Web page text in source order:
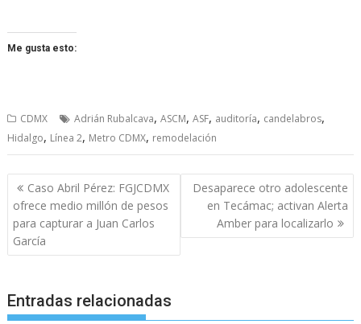
Me gusta esto:
CDMX Adrián Rubalcava,ASCM,ASF, auditoría, candelabros,
Hidalgo, Línea 2, Metro CDMX, remodelación
Navegación
de
entradas
Caso Abril Pérez: FGJCDMX
ofrece medio millón de pesos
para capturar a Juan Carlos
García
Desaparece otro adolescente
en Tecámac; activan Alerta
Amber para localizarlo
Entradas relacionadas